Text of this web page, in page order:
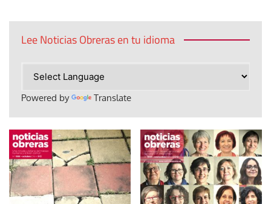
Lee Noticias Obreras en tu idioma
Powered by Translate